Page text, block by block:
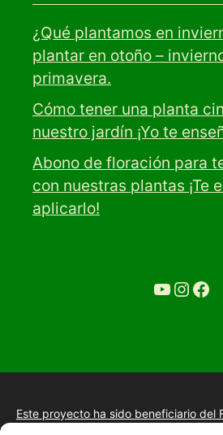
¿Qué plantamos en
plantar en otoño –
primavera.
Cómo tener una planta
nuestro jardín ¡Yo te
Abono de floración para
con nuestras plantas ¡Te
aplicarlo!
YouTube
Ir a la cuenta de Instagram de
Ir a la cuenta de
Este proyecto ha sido beneficiario del